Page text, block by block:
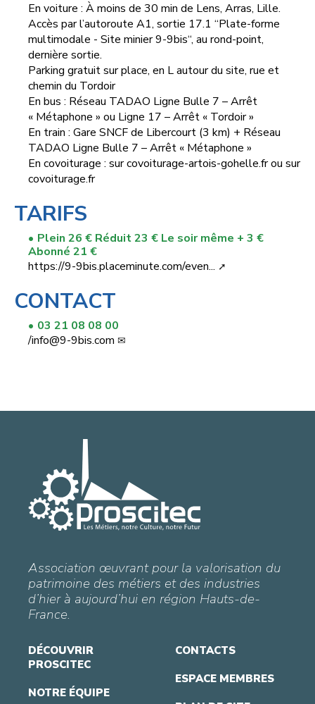
En voiture : À moins de 30 min de Lens, Arras, Lille.
Accès par l’autoroute A1, sortie 17.1 “Plate-forme
multimodale - Site minier 9-9bis“, au rond-point,
dernière sortie.
Parking gratuit sur place, en L autour du site, rue et
chemin du Tordoir
En bus : Réseau TADAO Ligne Bulle 7 – Arrêt
« Métaphone » ou Ligne 17 – Arrêt « Tordoir »
En train : Gare SNCF de Libercourt (3 km) + Réseau
TADAO Ligne Bulle 7 – Arrêt « Métaphone »
En covoiturage : sur covoiturage-artois-gohelle.fr ou sur
covoiturage.fr
TARIFS
Plein 26 € Réduit 23 € Le soir même + 3 €
Abonné 21 €
https://9-9bis.placeminute.com/even...
CONTACT
03 21 08 08 00
/info@9-9bis.com
Association œuvrant pour la valorisation du
patrimoine des métiers et des industries
d’hier à aujourd’hui en région Hauts-de-
France.
DÉCOUVRIR
PROSCITEC
NOTRE ÉQUIPE
CONTACTS
ESPACE MEMBRES